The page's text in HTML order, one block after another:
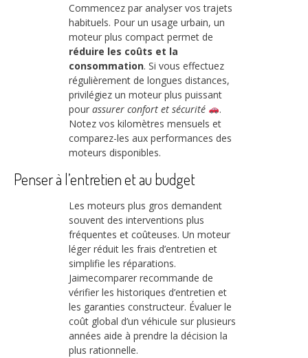
Commencez par analyser vos trajets
habituels. Pour un usage urbain, un
moteur plus compact permet de
réduire les coûts et la
consommation. Si vous effectuez
régulièrement de longues distances,
privilégiez un moteur plus puissant
pour assurer confort et sécurité
.
Notez vos kilomètres mensuels et
comparez-les aux performances des
moteurs disponibles.
Penser à l’entretien et au budget
Les moteurs plus gros demandent
souvent des interventions plus
fréquentes et coûteuses. Un moteur
léger réduit les frais d’entretien et
simplifie les réparations.
Jaimecomparer recommande de
vérifier les historiques d’entretien et
les garanties constructeur. Évaluer le
coût global d’un véhicule sur plusieurs
années aide à prendre la décision la
plus rationnelle.